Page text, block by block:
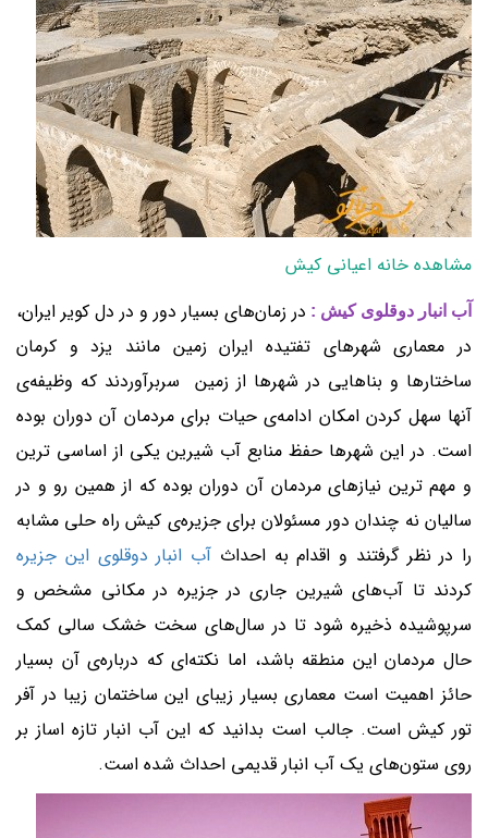
مشاهده خانه اعیانی کیش
آب انبار دوقلوی کیش : در زمان‌های بسیار دور و در دل کویر ایران،
در معماری شهرهای تفتیده ایران زمین مانند یزد و کرمان
ساختارها و بناهایی در شهرها از زمین سربرآوردند که وظیفه‌ی
آنها سهل کردن امکان ادامه‌ی حیات برای مردمان آن دوران بوده
است. در این شهرها حفظ منابع آب شیرین یکی از اساسی ترین
و مهم ترین نیازهای مردمان آن دوران بوده که از همین رو و در
سالیان نه چندان دور مسئولان برای جزیره‌ی کیش راه حلی مشابه
را در نظر گرفتند و اقدام به احداث آب انبار دوقلوی این جزیره
کردند تا آب‌های شیرین جاری در جزیره در مکانی مشخص و
سرپوشیده ذخیره شود تا در سال‌های سخت خشک سالی کمک
حال مردمان این منطقه باشد، اما نکته‌ای که درباره‌ی آن بسیار
حائز اهمیت است معماری بسیار زیبای این ساختمان زیبا در آفر
تور کیش است. جالب است بدانید که این آب انبار تازه اساز بر
روی ستون‌های یک آب انبار قدیمی احداث شده است.